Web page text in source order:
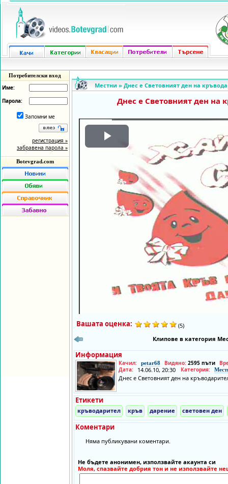
Потребителски вход
Име:
Парола:
Запомни ме
регистрация »
забравена парола »
Botevgrad.com
Местни » Днес е Световният ден на
Днес е Световният ден на
Play
Video
Вашата оценка:
(5)
Клипове в категория
Информация
Качил: petar68 Видяно: 2595 пъти
Дата:
14.06.10, 20:30 Категория:
Днес е Световният ден на
Етикети
кръводарител кръв дарение световен ден
Коментари
Няма публикувани коментари.
Не бъдете анонимен, използвайте акаунта си
Моля, спазвайте добрия тон и не използвайте